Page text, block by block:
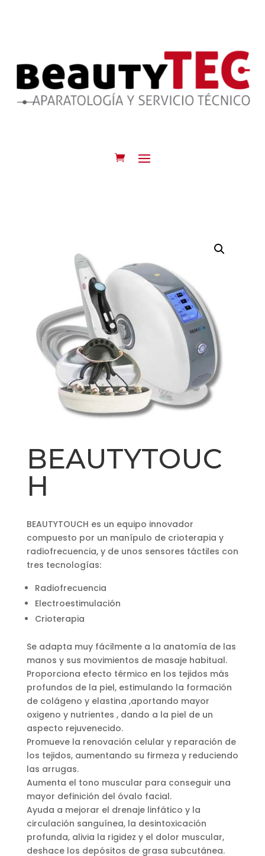
BEAUTYTOUC
H
BEAUTYTOUCH es un equipo innovador
compuesto por un manípulo de crioterapia y
radiofrecuencia, y de unos sensores táctiles con
tres tecnologías:
Radiofrecuencia
Electroestimulación
Crioterapia
Se adapta muy fácilmente a la anatomía de las
manos y sus movimientos de masaje habitual.
Proporciona efecto térmico en los tejidos más
profundos de la piel, estimulando la formación
de colágeno y elastina ,aportando mayor
oxigeno y nutrientes , dando a la piel de un
aspecto rejuvenecido.
Promueve la renovación celular y reparación de
los tejidos, aumentando su firmeza y reduciendo
las arrugas.
Aumenta el tono muscular para conseguir una
mayor definición del óvalo facial.
Ayuda a mejorar el drenaje linfático y la
circulación sanguínea, la desintoxicación
profunda, alivia la rigidez y el dolor muscular,
deshace los depósitos de grasa subcutánea.